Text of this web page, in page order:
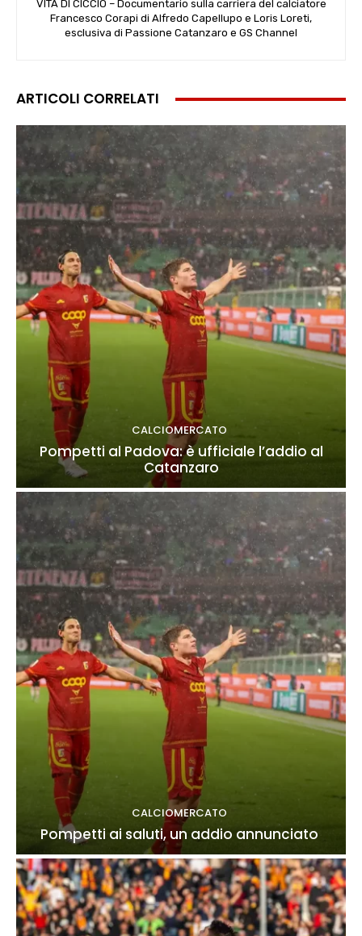
VITA DI CICCIO – Documentario sulla carriera del calciatore
Francesco Corapi di Alfredo Capellupo e Loris Loreti,
esclusiva di Passione Catanzaro e GS Channel
ARTICOLI CORRELATI
CALCIOMERCATO
Pompetti al Padova: è ufficiale l’addio al
Catanzaro
CALCIOMERCATO
Pompetti ai saluti, un addio annunciato